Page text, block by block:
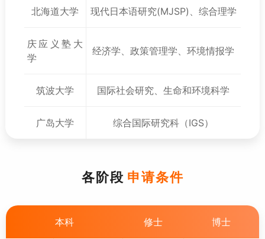
北海道大学 现代日本语研究(MJSP)、综合理学
庆应义塾大
学
经济学、政策管理学、环境情报学
筑波大学 国际社会研究、生命和环境科学
广岛大学 综合国际研究科（IGS）
各阶段 申请条件
本科 修士 博士